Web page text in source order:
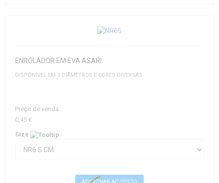
ENROLADOR EM EVA ASARI
DISPONÍVEL EM 3 DIÂMETROS E CORES DIVERSAS
Preço de venda:
0,45 €
Size